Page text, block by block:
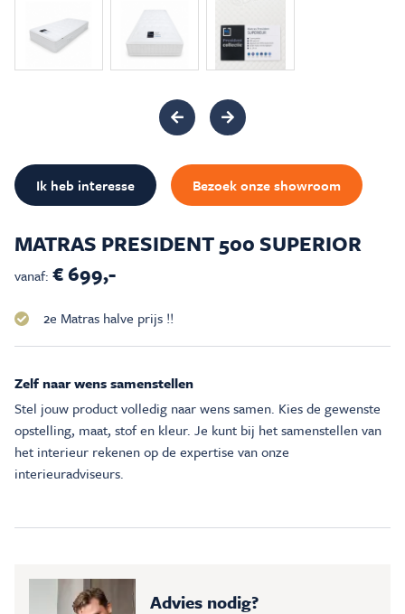
Inspiratie & Advies
MATRAS PRESIDENT 500 SUPERIOR
vanaf: € 699,-
2e Matras halve prijs !!
Zelf naar wens samenstellen
Stel jouw product volledig naar wens samen. Kies de gewenste
opstelling, maat, stof en kleur. Je kunt bij het samenstellen van
het interieur rekenen op de expertise van onze
interieuradviseurs.
Ik heb interesse Bezoek onze showroom
Advies nodig?